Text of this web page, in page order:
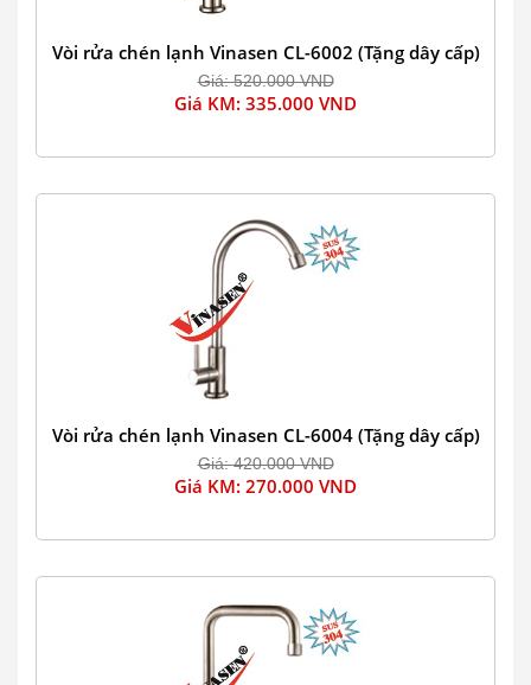
Vòi rửa chén lạnh Vinasen CL-6002 (Tặng dây cấp)
Giá: 520.000 VND
Giá KM: 335.000 VND
Vòi rửa chén lạnh Vinasen CL-6004 (Tặng dây cấp)
Giá: 420.000 VND
Giá KM: 270.000 VND